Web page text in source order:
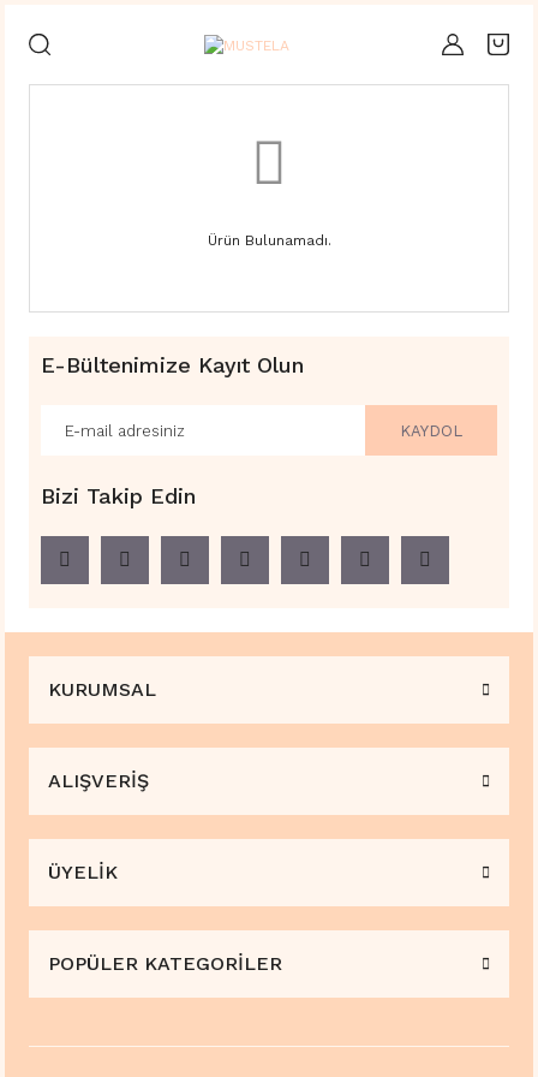
Ürün Bulunamadı.
E-Bültenimize Kayıt Olun
KAYDOL
Bizi Takip Edin
KURUMSAL
ALIŞVERİŞ
ÜYELİK
POPÜLER KATEGORİLER